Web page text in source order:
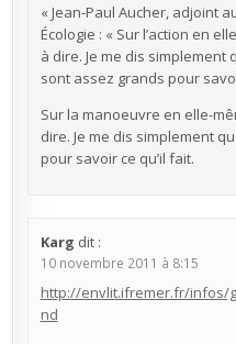
« Jean-Paul Aucher, adjoint
Écologie : « Sur l’action en
à dire. Je me dis
sont assez grands pour
Sur la manoeuvre en elle-
dire. Je me dis simplement
pour savoir ce qu’il fait.
Karg dit :
10 novembre 2011 à 8:15
http://envlit.ifremer.fr/infos/
nd